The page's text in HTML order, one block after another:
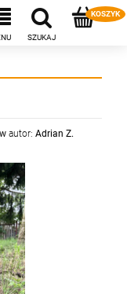
autor: Adrian Z.